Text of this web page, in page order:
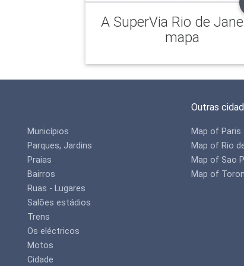
A SuperVia Rio de
mapa
Municípios
Parques, Jardins
Praias
Bairros
Ruas - Lugares
Salões estádios
Trens
Os eléctricos
Motos
Cidade
Outras
Map of Paris
Map of Rio
Map of Sao
Map of